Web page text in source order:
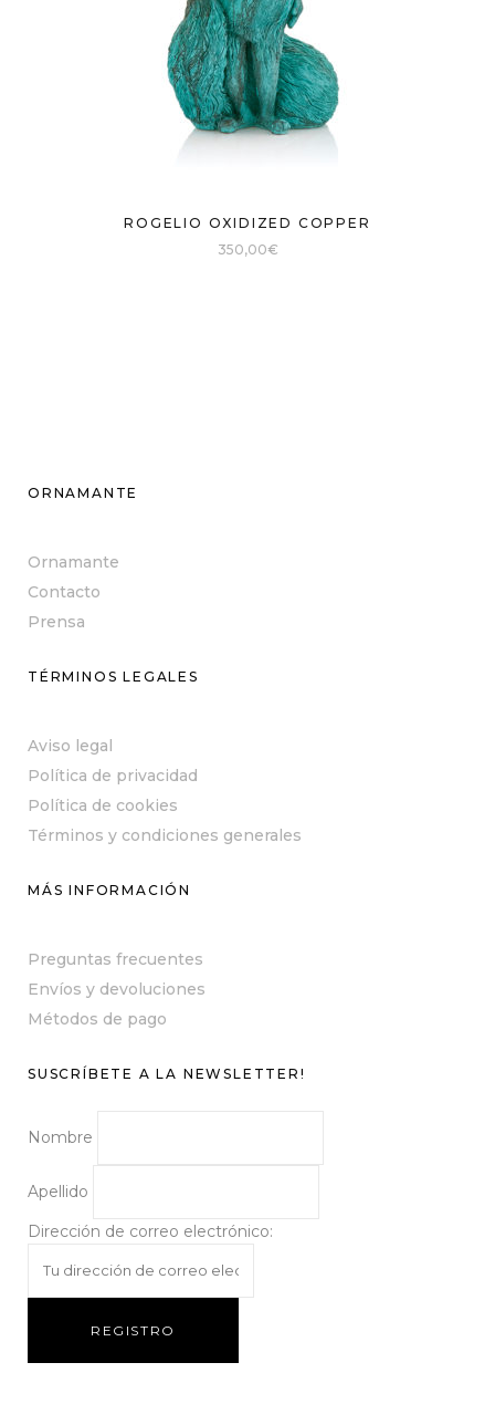
ROGELIO OXIDIZED COPPER
350,00€
ORNAMANTE
Ornamante
Contacto
Prensa
TÉRMINOS LEGALES
Aviso legal
Política de privacidad
Política de cookies
Términos y condiciones generales
MÁS INFORMACIÓN
Preguntas frecuentes
Envíos y devoluciones
Métodos de pago
SUSCRÍBETE A LA NEWSLETTER!
Nombre
Apellido
Dirección de correo electrónico: